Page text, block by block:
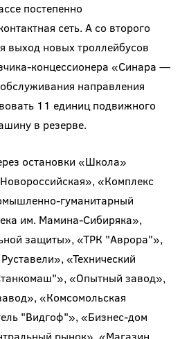
постепенно
сеть. А со второго
выход новых троллейбусов
концессионера «Синара —
направления
11 единиц подвижного
в резерве.
остановки «Школа»
«Комплекс
гуманитарный
им. Мамина-Сибиряка»,
защиты», «ТРК "Аврора"»,
«Технический
«Опытный завод»,
«Комсомольская
"Видгоф"», «Бизнес-дом
рынок», «Магазин